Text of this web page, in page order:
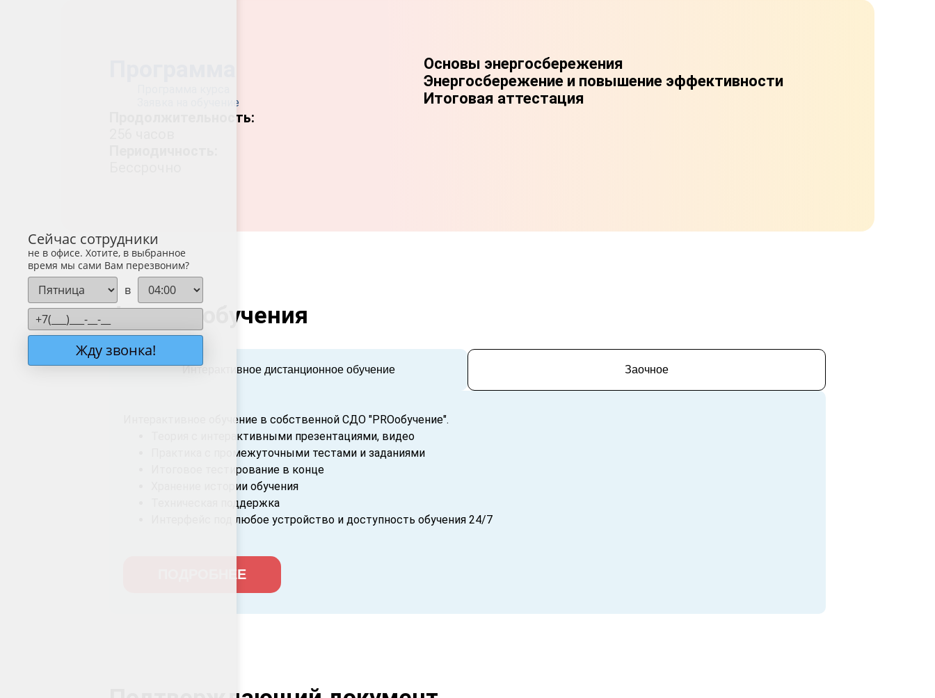
Заявка на обучение
Продолжительность:
Основы энергосбережения
Энергосбережение и повышение эффективности
Итоговая аттестация
Формат обучения
Интерактивное дистанционное обучение Заочное
Интерактивное обучение в собственной СДО "PROобучение".
Теория с интерактивными презентациями, видео
Практика с промежуточными тестами и заданиями
Итоговое тестирование в конце
Хранение истории обучения
Техническая поддержка
Интерфейс под любое устройство и доступность обучения 24/7
ПОДРОБНЕЕ
Сейчас сотрудники
не в офисе. Хотите, в выбранное
время мы сами Вам перезвоним?
в
Жду звонка!